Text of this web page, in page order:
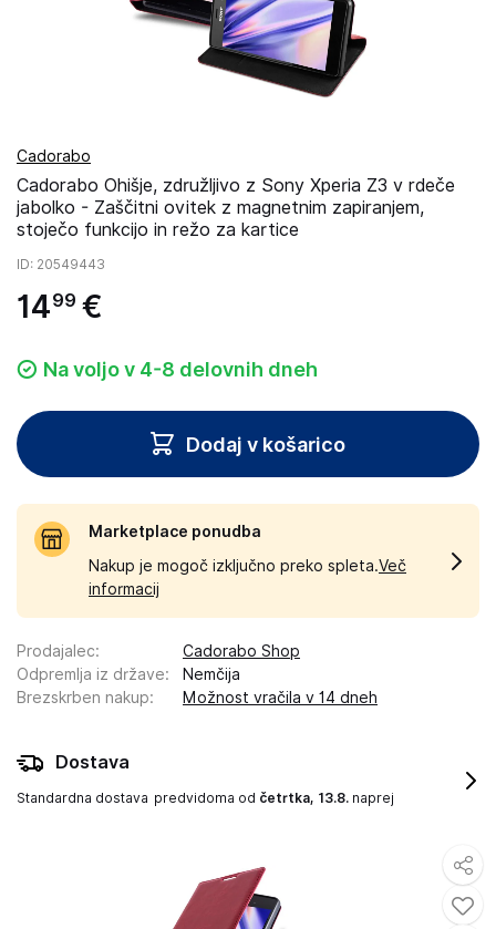
Cadorabo
Cadorabo Ohišje, združljivo z Sony Xperia Z3 v rdeče
jabolko - Zaščitni ovitek z magnetnim zapiranjem,
stoječo funkcijo in režo za kartice
ID: 20549443
1499 €
Na voljo v 4-8 delovnih dneh
Dodaj v košarico
Marketplace ponudba
Nakup je mogoč izključno preko spleta.Več
informacij
Prodajalec:
Cadorabo Shop
Odpremlja iz države:
Nemčija
Brezskrben nakup: Možnost vračila v 14 dneh
Dostava
Standardna dostava predvidoma od četrtka, 13.8. naprej